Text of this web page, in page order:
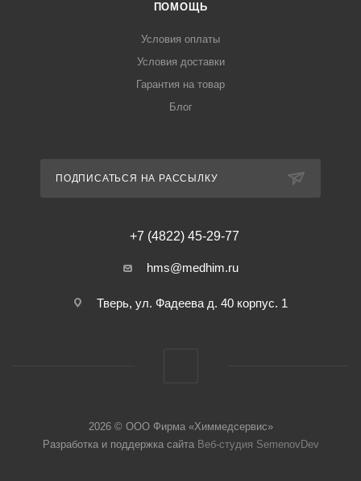
ПОМОЩЬ
Условия оплаты
Условия доставки
Гарантия на товар
Блог
ПОДПИСАТЬСЯ НА РАССЫЛКУ
+7 (4822) 45-29-77
hms@medhim.ru
Тверь, ул. Фадеева д. 40 корпус. 1
2026 © ООО Фирма «Химмедсервис»
Разработка и поддержка сайта Веб-студия SemenovDev